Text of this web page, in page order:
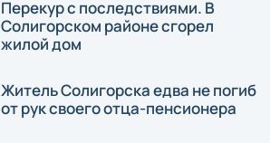
Перекур с последствиями. В
Солигорском районе сгорел
жилой дом
Житель Солигорска едва не погиб
от рук своего отца-пенсионера